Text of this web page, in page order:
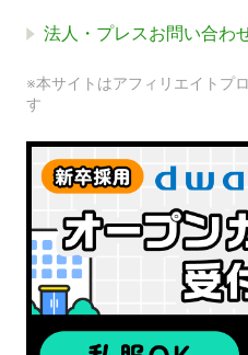
法人・プレスお問い合わ
※本サイトはアフィリエイトプ
す